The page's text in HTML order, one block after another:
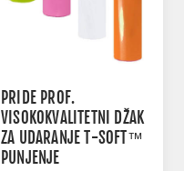
PRIDE PROF.
VISOKOKVALITETNI DŽAK
ZA UDARANJE T-SOFT™
PUNJENJE